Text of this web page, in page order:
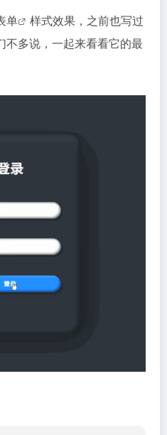
单
样式效果，之前也写过
不多说，一起来看看它的最